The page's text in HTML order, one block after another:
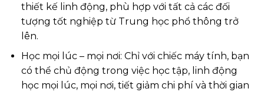
thiết kế linh động, phù hợp với tất cả các đối
tượng tốt nghiệp từ Trung học phổ thông trở
lên.
Học mọi lúc – mọi nơi: Chỉ với chiếc máy tính, bạn
có thể chủ động trong việc học tập, linh động
học mọi lúc, mọi nơi, tiết giảm chi phí và thời gian